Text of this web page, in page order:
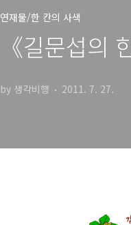
연재물/한 칸의 사색
《길문섭의
by 생각비행 2011. 7. 27.